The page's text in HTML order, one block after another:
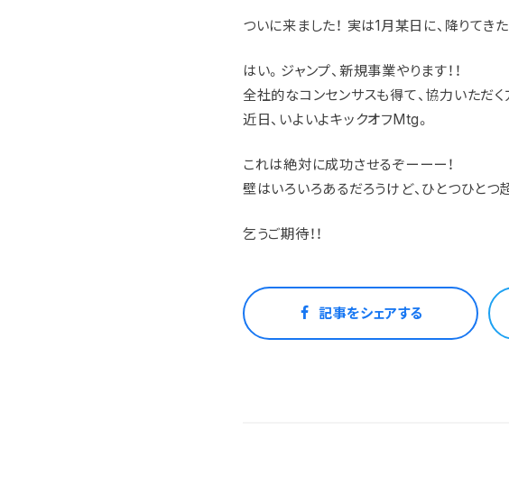
ついに来ました！ 実は1月某日に、降りてきた
はい。ジャンプ、新規事業やります！！
全社的なコンセンサスも得て、協力いただく
近日、いよいよキックオフMtg。
これは絶対に成功させるぞーーー！
壁はいろいろあるだろうけど、ひとつひとつ
乞うご期待！！
記事をシェアする